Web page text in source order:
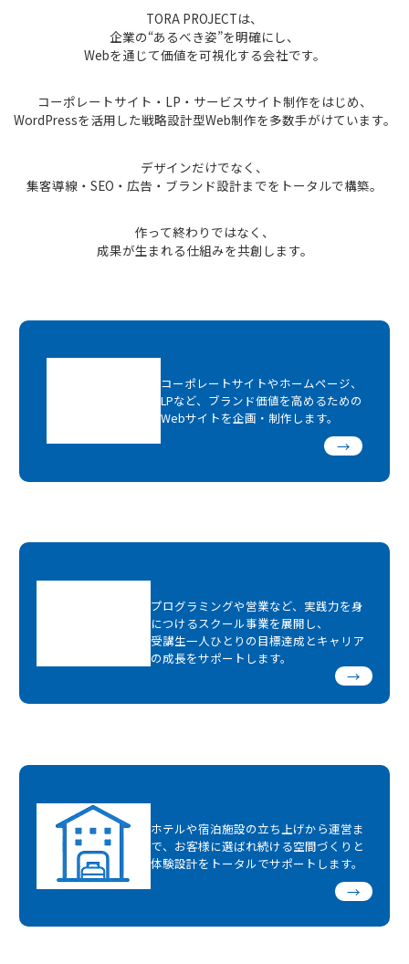
TORA PROJECTは、
企業の“あるべき姿”を明確にし、
Webを通じて価値を可視化する会社です。
コーポレートサイト・LP・サービスサイト制作をはじめ、
WordPressを活用した戦略設計型Web制作を多数手がけています。
デザインだけでなく、
集客導線・SEO・広告・ブランド設計までをトータルで構築。
作って終わりではなく、
成果が生まれる仕組みを共創します。
コーポレートサイトやホームページ、
LPなど、ブランド価値を高めるための
Webサイトを企画・制作します。
→
プログラミングや営業など、実践力を身
につけるスクール事業を展開し、
受講生一人ひとりの目標達成とキャリア
の成長をサポートします。
→
ホテルや宿泊施設の立ち上げから運営ま
で、お客様に選ばれ続ける空間づくりと
体験設計をトータルでサポートします。
→